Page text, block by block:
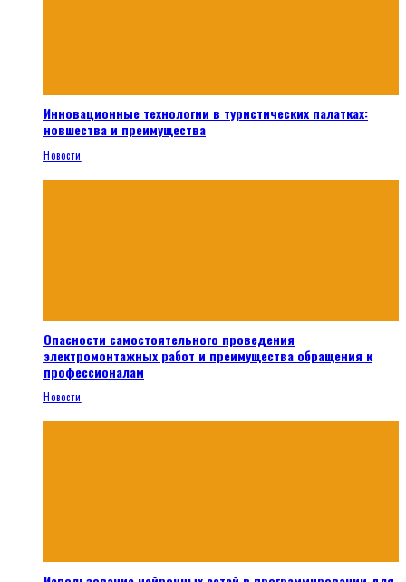
Инновационные технологии в туристических палатках:
новшества и преимущества
Новости
Опасности самостоятельного проведения
электромонтажных работ и преимущества обращения к
профессионалам
Новости